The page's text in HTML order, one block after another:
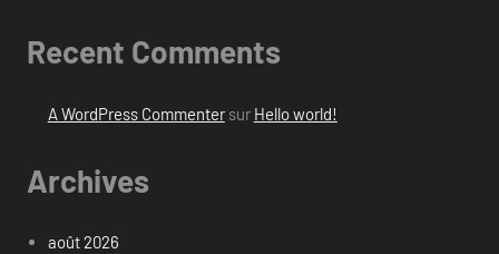
Recent Comments
A WordPress Commentersur Hello world!
Archives
août 2026